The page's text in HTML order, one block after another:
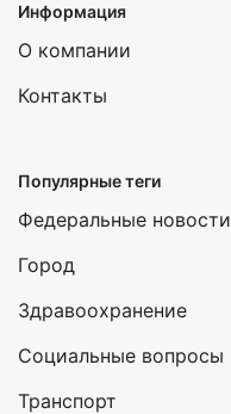
Информация
О компании
Контакты
Популярные теги
Федеральные новости
Город
Здравоохранение
Социальные вопросы
Транспорт